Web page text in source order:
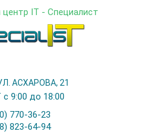
IT - Специалист
АСХАРОВА, 21
9:00 до 18:00
770-36-23
823-64-94